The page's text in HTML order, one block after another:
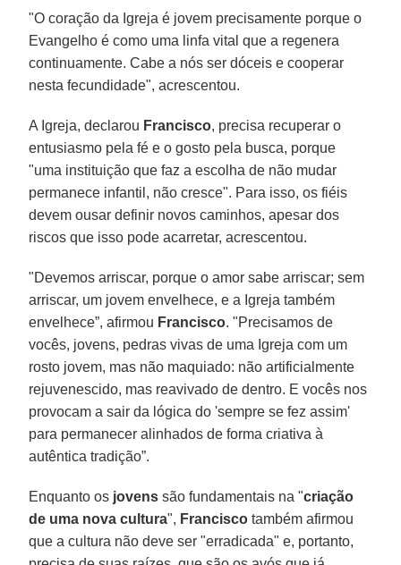
"O coração da Igreja é jovem precisamente porque o
Evangelho é como uma linfa vital que a regenera
continuamente. Cabe a nós ser dóceis e cooperar
nesta fecundidade", acrescentou.
A Igreja, declarou Francisco, precisa recuperar o
entusiasmo pela fé e o gosto pela busca, porque
"uma instituição que faz a escolha de não mudar
permanece infantil, não cresce". Para isso, os fiéis
devem ousar definir novos caminhos, apesar dos
riscos que isso pode acarretar, acrescentou.
"Devemos arriscar, porque o amor sabe arriscar; sem
arriscar, um jovem envelhece, e a Igreja também
envelhece”, afirmou Francisco. "Precisamos de
vocês, jovens, pedras vivas de uma Igreja com um
rosto jovem, mas não maquiado: não artificialmente
rejuvenescido, mas reavivado de dentro. E vocês nos
provocam a sair da lógica do 'sempre se fez assim'
para permanecer alinhados de forma criativa à
autêntica tradição”.
Enquanto os jovens são fundamentais na "criação
de uma nova cultura", Francisco também afirmou
que a cultura não deve ser "erradicada" e, portanto,